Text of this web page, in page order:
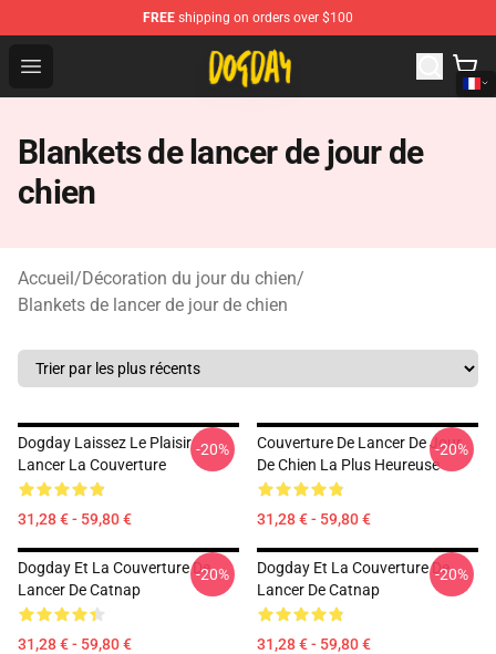
FREE shipping on orders over $100
Open menu
DogDay Store - Official DogDay Merchandise Shop
Blankets de lancer de jour de
chien
Accueil/Décoration du jour du chien/
Blankets de lancer de jour de chien
Dogday Laissez Le Plaisir
Lancer La Couverture
31,28 € - 59,80 €
-20%
Couverture De Lancer De Jour
De Chien La Plus Heureuse
31,28 € - 59,80 €
-20%
Dogday Et La Couverture De
Lancer De Catnap
31,28 € - 59,80 €
-20%
Dogday Et La Couverture De
Lancer De Catnap
31,28 € - 59,80 €
-20%